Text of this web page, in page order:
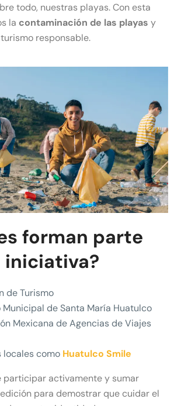
todo, nuestras playas. Con esta
la contaminación de las playas y
responsable.
forman parte
iniciativa?
de Turismo
Municipal de Santa María Huatulco
Mexicana de Agencias de Viajes
locales como Huatulco Smile
participar activamente y sumar
para demostrar que cuidar el